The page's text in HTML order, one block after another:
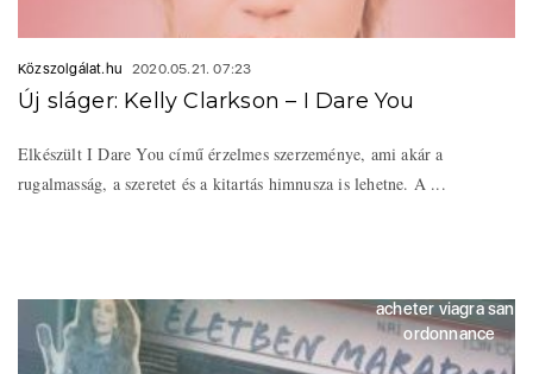
Közszolgálat.hu 2020.05.21. 07:23
Új sláger: Kelly Clarkson – I Dare You
Elkészült I Dare You című érzelmes szerzeménye, ami akár a
rugalmasság, a szeretet és a kitartás himnusza is lehetne. A ...
acheter viagra sans
ordonnance